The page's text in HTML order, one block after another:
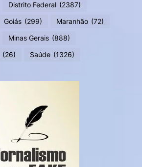
Distrito Federal (2387)
Goiás (299) Maranhão (72)
Minas Gerais (888)
(26) Saúde (1326)